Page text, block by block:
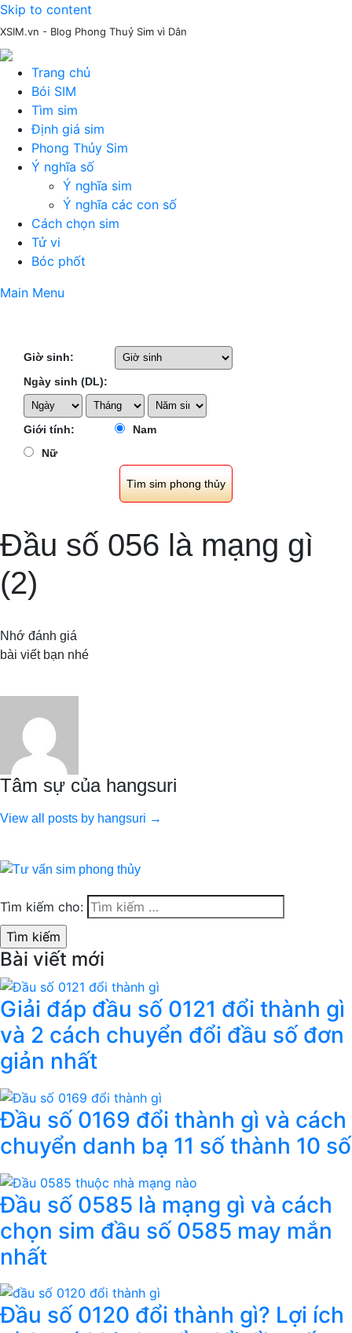
Skip to content
XSIM.vn - Blog Phong Thuỷ Sim vì Dân
Trang chủ
Bói SIM
Tìm sim
Định giá sim
Phong Thủy Sim
Ý nghĩa số
Ý nghĩa sim
Ý nghĩa các con số
Cách chọn sim
Tử vi
Bóc phốt
Main Menu
Giờ sinh:
Ngày sinh (DL):
Giới tính:
Nam
Nữ
Đầu số 056 là mạng gì
(2)
Nhớ đánh giá
bài viết bạn nhé
Tâm sự của hangsuri
View all posts by hangsuri →
Tìm kiếm cho:
Bài viết mới
Giải đáp đầu số 0121 đổi thành gì
và 2 cách chuyển đổi đầu số đơn
giản nhất
Đầu số 0169 đổi thành gì và cách
chuyển danh bạ 11 số thành 10 số
Đầu số 0585 là mạng gì và cách
chọn sim đầu số 0585 may mắn
nhất
Đầu số 0120 đổi thành gì? Lợi ích